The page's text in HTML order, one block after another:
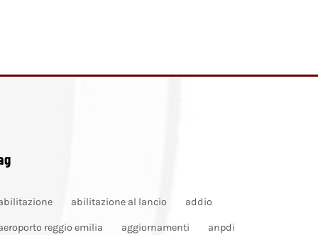
abilitazione al lancio addio
reggio emilia aggiornamenti anpdi